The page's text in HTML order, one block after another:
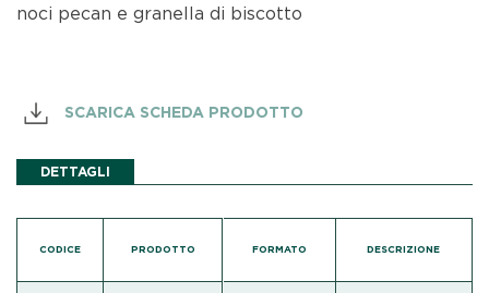
noci pecan e granella di biscotto
SCARICA SCHEDA PRODOTTO
DETTAGLI
CODICE PRODOTTO FORMATO DESCRIZIONE